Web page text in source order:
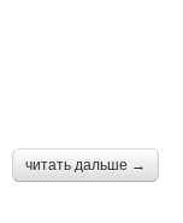
читать дальше →